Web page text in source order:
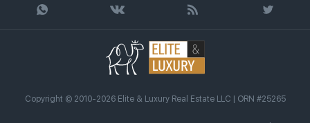
Copyright © 2010-2026 Elite & Luxury Real Estate LLC | ORN #25265